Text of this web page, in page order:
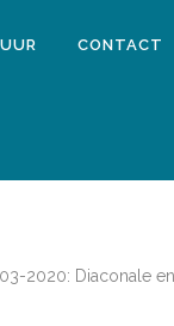
CONTACT
2020: Diaconale en